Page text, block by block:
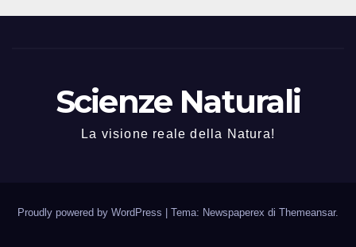
Scienze Naturali
La visione reale della Natura!
Proudly powered by WordPress | Tema: Newspaperex di Themeansar.